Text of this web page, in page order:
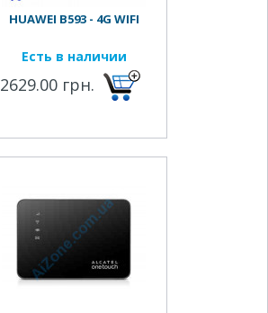
HUAWEI B593 - 4G WIFI
Есть в наличии
2629.00 грн.